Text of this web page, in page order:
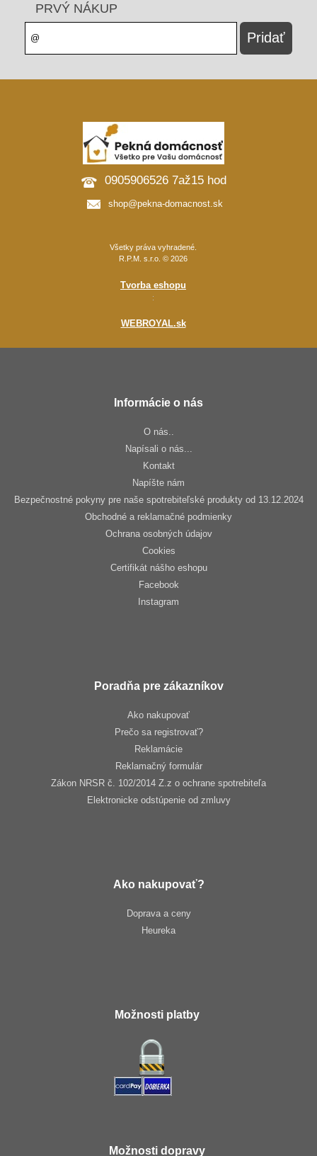
PRVÝ NÁKUP
0905906526 7až15 hod
shop@pekna-domacnost.sk
Všetky práva vyhradené.
R.P.M. s.r.o. © 2026
Tvorba eshopu
:
WEBROYAL.sk
Informácie o nás
O nás..
Napísali o nás...
Kontakt
Napíšte nám
Bezpečnostné pokyny pre naše spotrebiteľské produkty od 13.12.2024
Obchodné a reklamačné podmienky
Ochrana osobných údajov
Cookies
Certifikát nášho eshopu
Facebook
Instagram
Poradňa pre zákazníkov
Ako nakupovať
Prečo sa registrovať?
Reklamácie
Reklamačný formulár
Zákon NRSR č. 102/2014 Z.z o ochrane spotrebiteľa
Elektronicke odstúpenie od zmluvy
Ako nakupovať?
Doprava a ceny
Heureka
Možnosti platby
Možnosti dopravy